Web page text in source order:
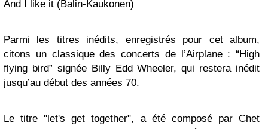
And I like it (Balin-Kaukonen)
Parmi les titres inédits, enregistrés pour cet album,
citons un classique des concerts de l’Airplane : “High
flying bird” signée Billy Edd Wheeler, qui restera inédit
jusqu’au début des années 70.
Le titre "let's get together", a été composé par Chet